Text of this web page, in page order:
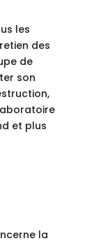
les
des
de
son
et plus
la